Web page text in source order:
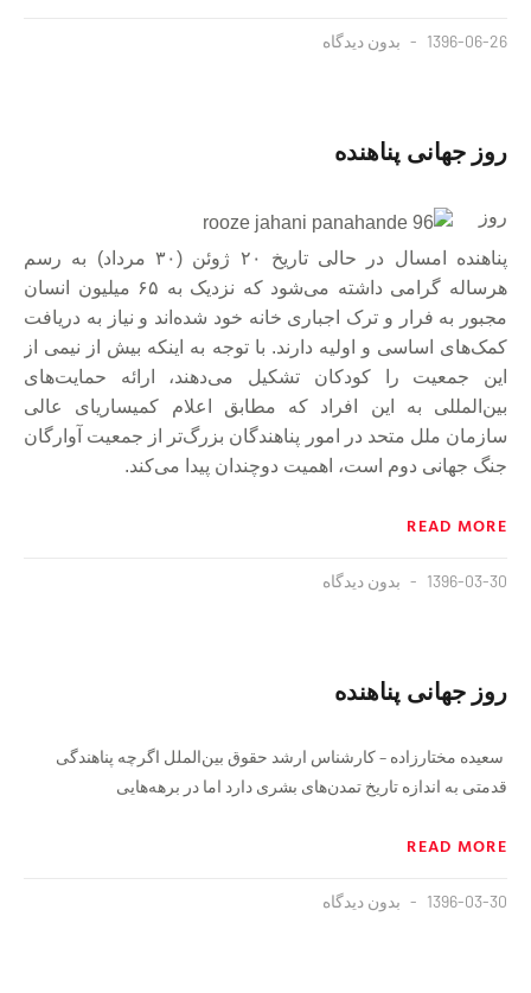
1396-06-26 بدون دیدگاه
روز جهانی پناهنده
روز
پناهنده امسال در حالی تاریخ ۲۰ ژوئن (۳۰ مرداد) به رسم
هرساله گرامی داشته می‌شود که نزدیک به ۶۵ میلیون انسان
مجبور به فرار و ترک اجباری خانه خود شده‌اند و نیاز به دریافت
کمک‌های اساسی و اولیه دارند. با توجه به اینکه بیش از نیمی از
این جمعیت را کودکان تشکیل می‌دهند، ارائه حمایت‌های
بین‌المللی به این افراد که مطابق اعلام کمیساریای عالی
سازمان ملل متحد در امور پناهندگان بزرگ‌تر از جمعیت آوارگان
جنگ جهانی دوم است، اهمیت دو‌چندان پیدا می‌کند.
READ MORE
1396-03-30 بدون دیدگاه
روز جهانی پناهنده
سعیده مختارزاده – کار‌شناس ارشد حقوق بین‌الملل اگرچه پناهندگی
قدمتی به اندازه تاریخ تمدن‌های بشری دارد اما در برهه‌هایی
READ MORE
1396-03-30 بدون دیدگاه